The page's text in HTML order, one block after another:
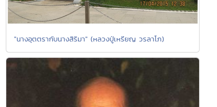
"นางอุตตรากับนางสิริมา" (หลวงปู่เหรียญ วรลาโภ)